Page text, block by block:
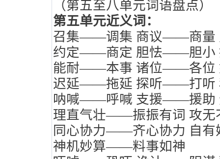
（第五至八单元词语盘点）
第五单元近义词：
召集——调集 商议——商量
约定——商定 胆怯——胆小
能耐——本事 诸位——各位
迟延——拖延 探听——打听
呐喊——呼喊 支援——援助
理直气壮——振振有词 攻
同心协力——齐心协力 自
神机妙算——料事如神